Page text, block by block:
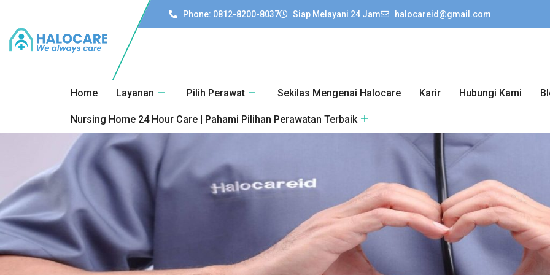
Phone: 0812-8200-8037 Siap Melayani 24 Jam halocareid@gmail.com
Home Layanan Pilih Perawat Sekilas Mengenai Halocare Karir Hubungi Kami
Nursing Home 24 Hour Care | Pahami Pilihan Perawatan Terbaik